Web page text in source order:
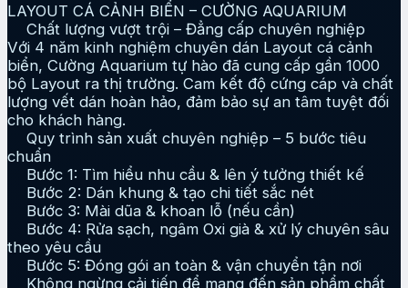
LAYOUT CÁ CẢNH BIỂN – CƯỜNG AQUARIUM
Chất lượng vượt trội – Đẳng cấp chuyên nghiệp
Với 4 năm kinh nghiệm chuyên dán Layout cá cảnh
biển, Cường Aquarium tự hào đã cung cấp gần 1000
bộ Layout ra thị trường. Cam kết độ cứng cáp và chất
lượng vết dán hoàn hảo, đảm bảo sự an tâm tuyệt đối
cho khách hàng.
Quy trình sản xuất chuyên nghiệp – 5 bước tiêu
chuẩn
Bước 1: Tìm hiểu nhu cầu & lên ý tưởng thiết kế
Bước 2: Dán khung & tạo chi tiết sắc nét
Bước 3: Mài dũa & khoan lỗ (nếu cần)
Bước 4: Rửa sạch, ngâm Oxi già & xử lý chuyên sâu
theo yêu cầu
Bước 5: Đóng gói an toàn & vận chuyển tận nơi
Không ngừng cải tiến để mang đến sản phẩm chất